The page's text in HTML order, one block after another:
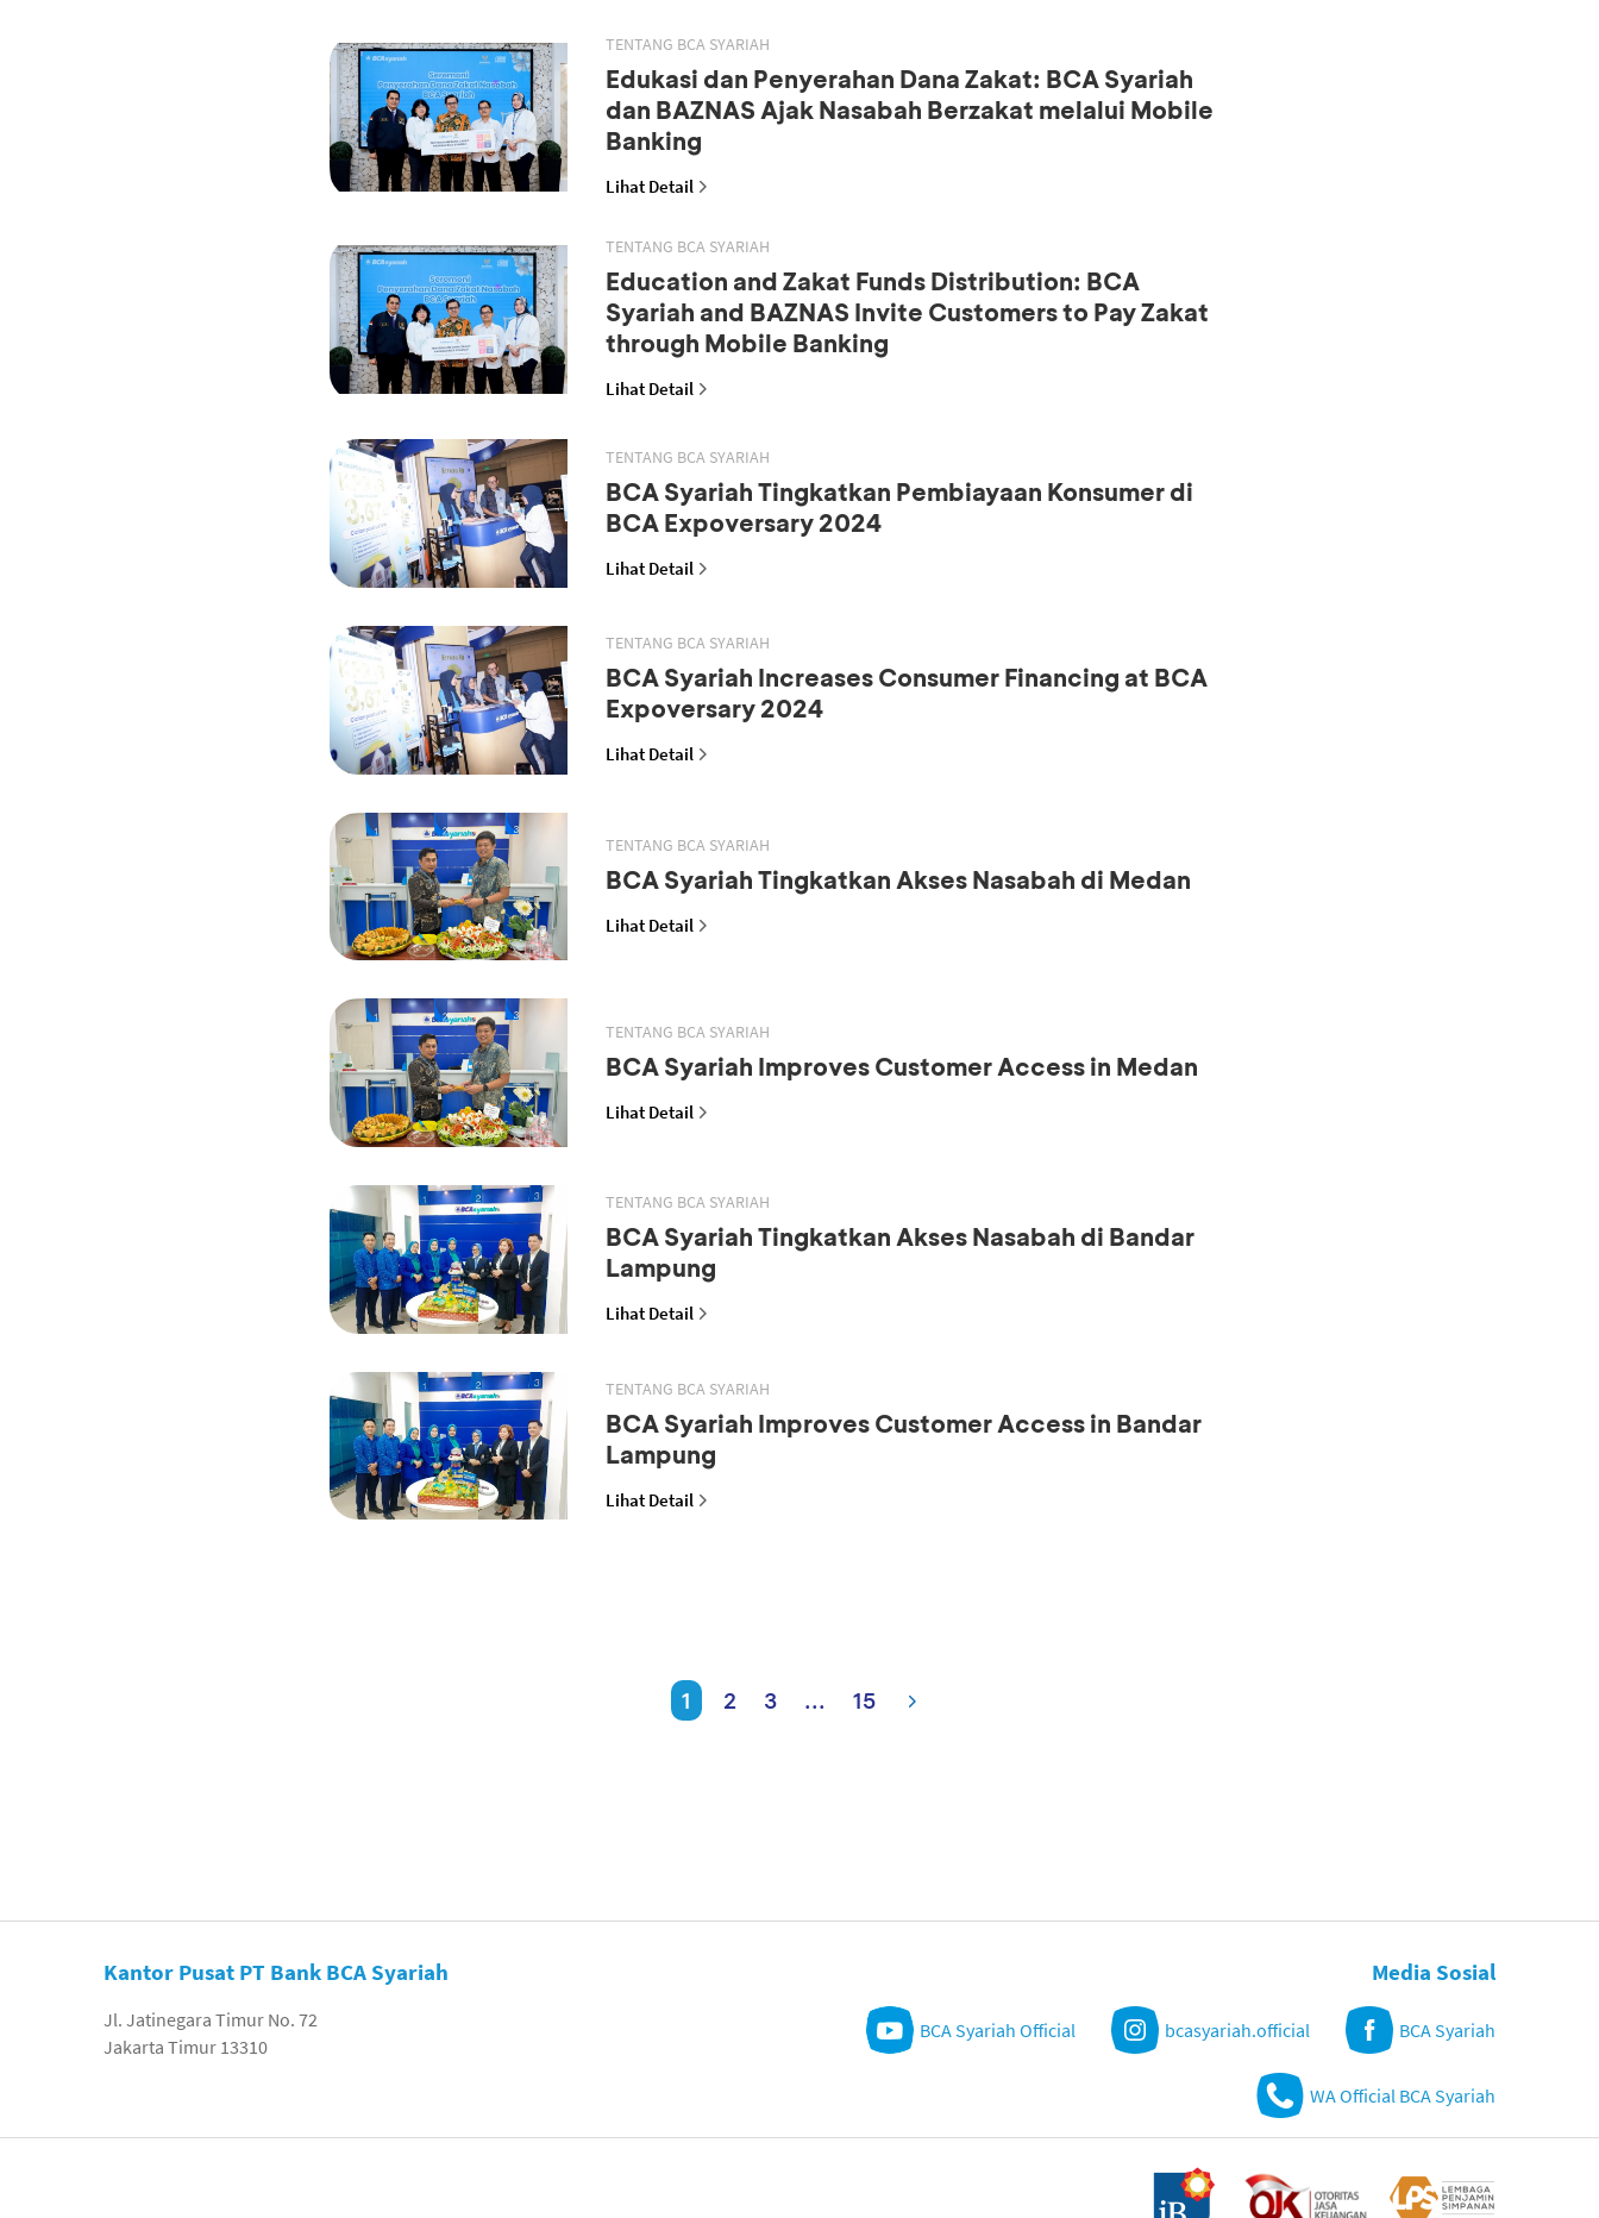
TENTANG BCA SYARIAH
Edukasi dan Penyerahan Dana Zakat: BCA Syariah
dan BAZNAS Ajak Nasabah Berzakat melalui Mobile
Banking
Lihat Detail
TENTANG BCA SYARIAH
Education and Zakat Funds Distribution: BCA
Syariah and BAZNAS Invite Customers to Pay Zakat
through Mobile Banking
Lihat Detail
TENTANG BCA SYARIAH
BCA Syariah Tingkatkan Pembiayaan Konsumer di
BCA Expoversary 2024
Lihat Detail
TENTANG BCA SYARIAH
BCA Syariah Increases Consumer Financing at BCA
Expoversary 2024
Lihat Detail
TENTANG BCA SYARIAH
BCA Syariah Tingkatkan Akses Nasabah di Medan
Lihat Detail
TENTANG BCA SYARIAH
BCA Syariah Improves Customer Access in Medan
Lihat Detail
TENTANG BCA SYARIAH
BCA Syariah Tingkatkan Akses Nasabah di Bandar
Lampung
Lihat Detail
TENTANG BCA SYARIAH
BCA Syariah Improves Customer Access in Bandar
Lampung
Lihat Detail
1 2 3 ... 15
Kantor Pusat PT Bank BCA Syariah
Jl. Jatinegara Timur No. 72
Jakarta Timur 13310
Media Sosial
BCA Syariah Official bcasyariah.official BCA Syariah
WA Official BCA Syariah